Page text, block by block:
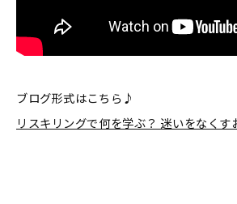
ブログ形式はこちら♪
リスキリングで何を学ぶ？ 迷いをなくす